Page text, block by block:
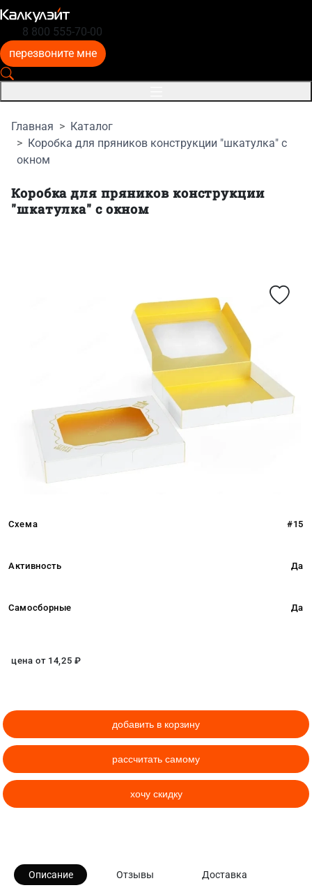
8 800 555-70-00
перезвоните мне
Главная
Каталог
Коробка для пряников конструкции "шкатулка" с
окном
Коробка для пряников конструкции
"шкатулка" с окном
Схема #15
Активность Да
Самосборные Да
цена от 14,25 ₽
добавить в корзину
рассчитать самому
хочу скидку
Описание Отзывы Доставка